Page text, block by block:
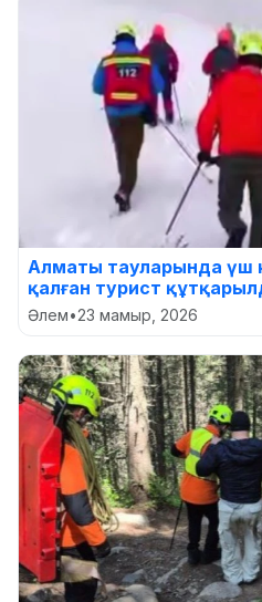
Алматы тауларында үш
қалған турист
Әлем•23 мамыр, 2026